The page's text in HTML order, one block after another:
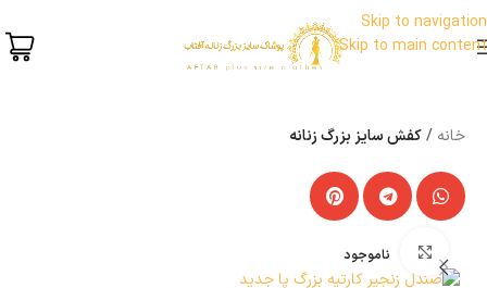
Skip to navigation
Skip to main content
خانه کفش سایز بزرگ زنانه
ناموجود
بزرگنمایی تصویر